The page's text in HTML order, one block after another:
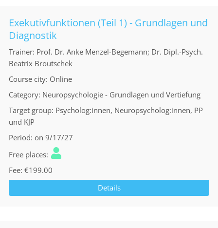
Exekutivfunktionen (Teil 1) - Grundlagen und
Diagnostik
Trainer Prof. Dr. Anke Menzel-Begemann; Dr. Dipl.-Psych.
Beatrix Broutschek
Course city Online
Category Neuropsychologie - Grundlagen und Vertiefung
Target group Psycholog:innen, Neuropsycholog:innen, PP
und KJP
Period on 9/17/27
Free places
Fee €199.00
Details